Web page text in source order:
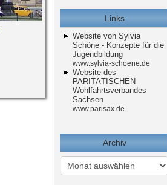
Links
Website von Sylvia
Schöne - Konzepte für die
Jugendbildung
www.sylvia-schoene.de
Website des
PARITÄTISCHEN
Wohlfahrtsverbandes
Sachsen
www.parisax.de
Archiv
Archiv